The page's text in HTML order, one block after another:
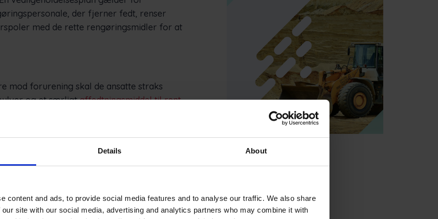
Details About
content and ads, to provide social media features and to analyse our traffic. We also share
site with our social media, advertising and analytics partners who may combine it with
der fjerner fedt, renser
med de rette rengøringsmidler for at
mod forurening skal de ansatte straks
og et særligtaffedtningsmiddel til rent
stopper ophobning af fugt, mens
klæbe til overfladerne.
luftfiltre, afrimningssystem, kondensator
rene for at forhindre overophedning og
stand så længe som muligt kan
børste, en kraftig støvsuger, en